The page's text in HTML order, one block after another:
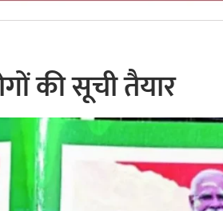
की सूची तैयार